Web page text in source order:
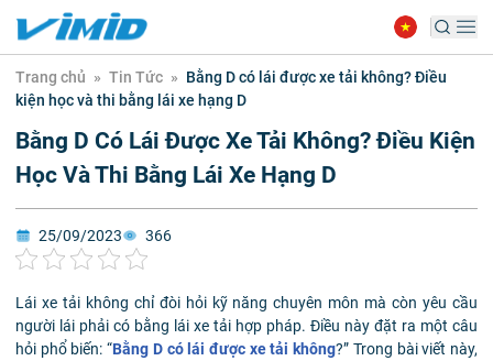
Trang chủ » Tin Tức » Bằng D có lái được xe tải không? Điều
kiện học và thi bằng lái xe hạng D
Bằng D Có Lái Được Xe Tải Không? Điều Kiện
Học Và Thi Bằng Lái Xe Hạng D
25/09/2023 366
Lái xe tải không chỉ đòi hỏi kỹ năng chuyên môn mà còn yêu cầu
người lái phải có bằng lái xe tải hợp pháp. Điều này đặt ra một câu
hỏi phổ biến: “Bằng D có lái được xe tải không?” Trong bài viết này,